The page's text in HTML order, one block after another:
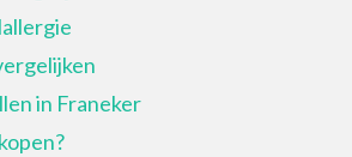
in Franeker